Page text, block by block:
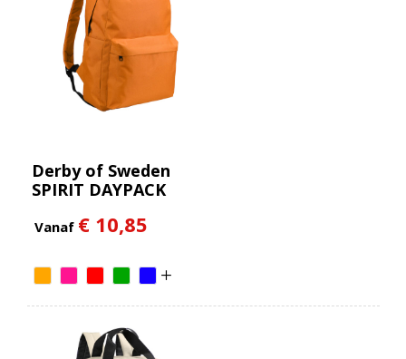
Derby of Sweden
SPIRIT DAYPACK
Vanaf € 10,85